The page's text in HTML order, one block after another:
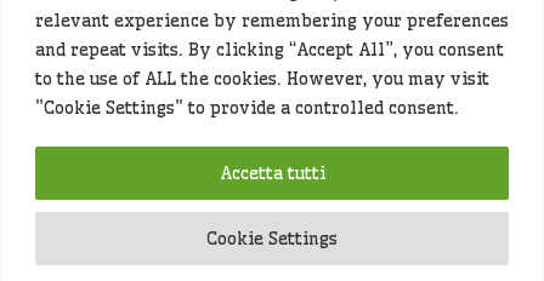
relevant experience by remembering your preferences
and repeat visits. By clicking “Accept All”, you consent
to the use of ALL the cookies. However, you may visit
"Cookie Settings" to provide a controlled consent.
Cookie Settings
Accetta tutti
l'intelligenza artificiale generativa, contenuti
provenienti da fonti istituzionali e altri siti di interesse
locale. Prima della pubblicazioni l'articolo viene
controllato dalla redazione.
Hey che fine fanno i miei dati (privacy policy)